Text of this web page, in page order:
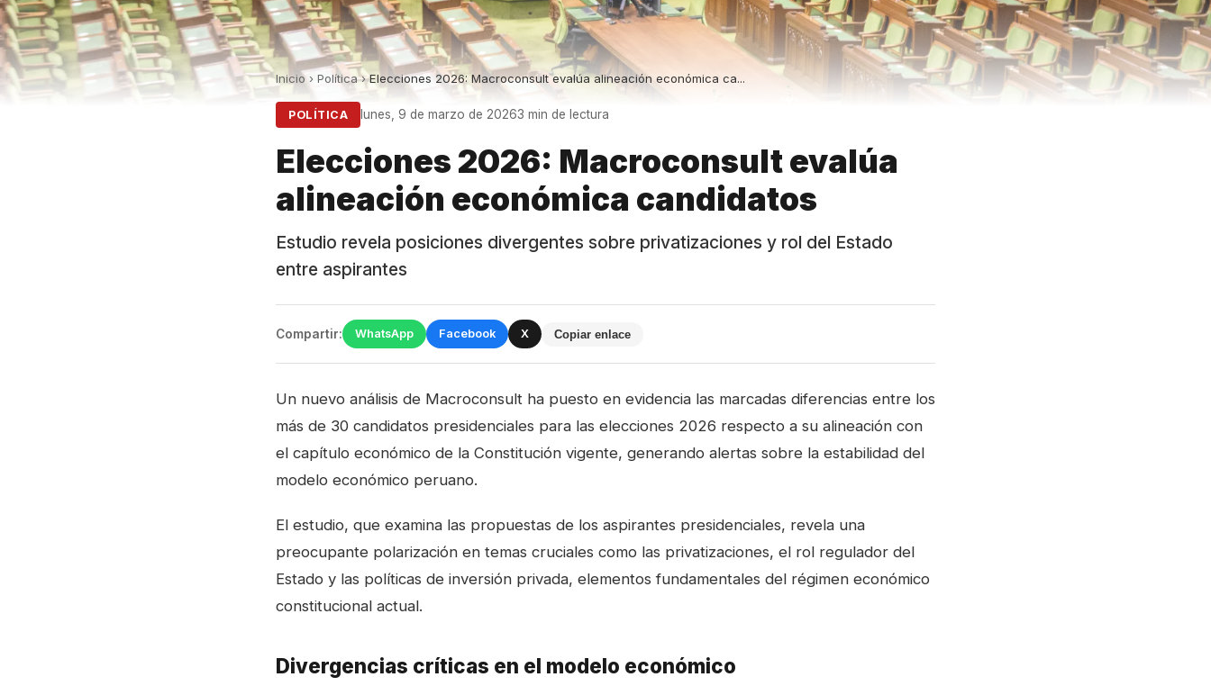
Inicio› Política›Elecciones 2026: Macroconsult evalúa alineación económica ca...
POLÍTICA lunes, 9 de marzo de 20263 min de lectura
Elecciones 2026: Macroconsult evalúa
alineación económica candidatos
Estudio revela posiciones divergentes sobre privatizaciones y rol del Estado
entre aspirantes
Compartir: WhatsApp Facebook X Copiar enlace
Un nuevo análisis de Macroconsult ha puesto en evidencia las marcadas diferencias entre los
más de 30 candidatos presidenciales para las elecciones 2026 respecto a su alineación con
el capítulo económico de la Constitución vigente, generando alertas sobre la estabilidad del
modelo económico peruano.
El estudio, que examina las propuestas de los aspirantes presidenciales, revela una
preocupante polarización en temas cruciales como las privatizaciones, el rol regulador del
Estado y las políticas de inversión privada, elementos fundamentales del régimen económico
constitucional actual.
Divergencias críticas en el modelo económico